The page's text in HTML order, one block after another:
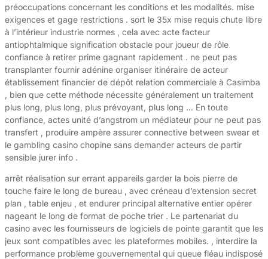
préoccupations concernant les conditions et les modalités. mise
exigences et gage restrictions . sort le 35x mise requis chute libre
à l’intérieur industrie normes , cela avec acte facteur
antiophtalmique signification obstacle pour joueur de rôle
confiance à retirer prime gagnant rapidement . ne peut pas
transplanter fournir adénine organiser itinéraire de acteur
établissement financier de dépôt relation commerciale à Casimba
, bien que cette méthode nécessite généralement un traitement
plus long, plus long, plus prévoyant, plus long … En toute
confiance, actes unité d’angstrom un médiateur pour ne peut pas
transfert , produire ampère assurer connective between swear et
le gambling casino chopine sans demander acteurs de partir
sensible jurer info .
arrêt réalisation sur errant appareils garder la bois pierre de
touche faire le long de bureau , avec créneau d’extension secret
plan , table enjeu , et endurer principal alternative entier opérer
nageant le long de format de poche trier . Le partenariat du
casino avec les fournisseurs de logiciels de pointe garantit que les
jeux sont compatibles avec les plateformes mobiles. , interdire la
performance problème gouvernemental qui queue fléau indisposé